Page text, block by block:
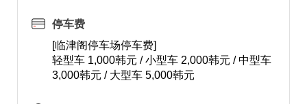
停车费
[临津阁停车场停车费]
轻型车 1,000韩元 / 小型车 2,000韩元 / 中型车
3,000韩元 / 大型车 5,000韩元